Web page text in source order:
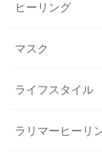
ヒーリング
マスク
ライフスタイル
ラリマーヒーリ